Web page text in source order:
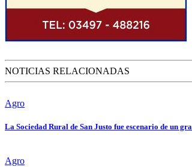
NOTICIAS RELACIONADAS
Agro
La Sociedad Rural de San Justo fue escenario de un
Agro